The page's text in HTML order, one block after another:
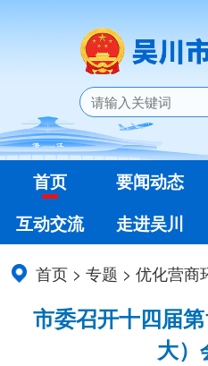
首页 要闻动态
互动交流
走进吴川
首页 >专题 >优化营商
市委召开十四届
大）